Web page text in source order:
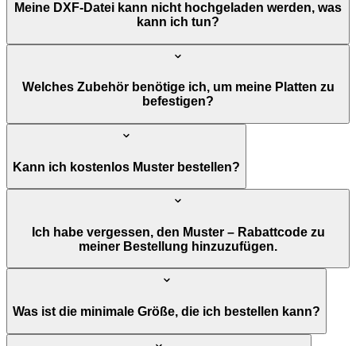
Meine DXF-Datei kann nicht hochgeladen werden, was
kann ich tun?
Welches Zubehör benötige ich, um meine Platten zu
befestigen?
Kann ich kostenlos Muster bestellen?
Ich habe vergessen, den Muster – Rabattcode zu
meiner Bestellung hinzuzufügen.
Was ist die minimale Größe, die ich bestellen kann?